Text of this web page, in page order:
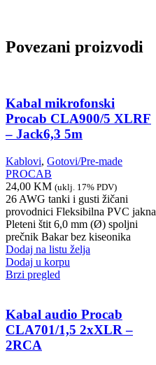
Povezani proizvodi
Kabal mikrofonski
Procab CLA900/5 XLRF
– Jack6,3 5m
Kablovi, Gotovi/Pre-made
PROCAB
24,00 KM (uklj. 17% PDV)
26 AWG tanki i gusti žičani
provodnici Fleksibilna PVC jakna
Pleteni štit 6,0 mm (Ø) spoljni
prečnik Bakar bez kiseonika
Dodaj na listu želja
Dodaj u korpu
Brzi pregled
Kabal audio Procab
CLA701/1,5 2xXLR –
2RCA